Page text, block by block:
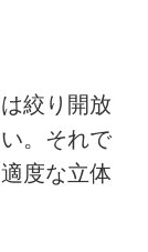
絞り開放
。それで
度な立体